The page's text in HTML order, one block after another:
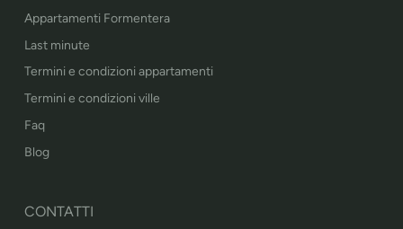
Appartamenti Formentera
Last minute
Termini e condizioni appartamenti
Termini e condizioni ville
Faq
Blog
CONTATTI